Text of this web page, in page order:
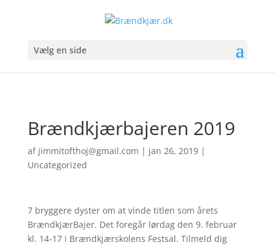
Vælg en side
Brændkjærbajeren 2019
af jimmitofthoj@gmail.com | jan 26, 2019|
Uncategorized
7 bryggere dyster om at vinde titlen som årets
BrændkjærBajer. Det foregår lørdag den 9. februar
kl. 14-17 i Brændkjærskolens Festsal. Tilmeld dig